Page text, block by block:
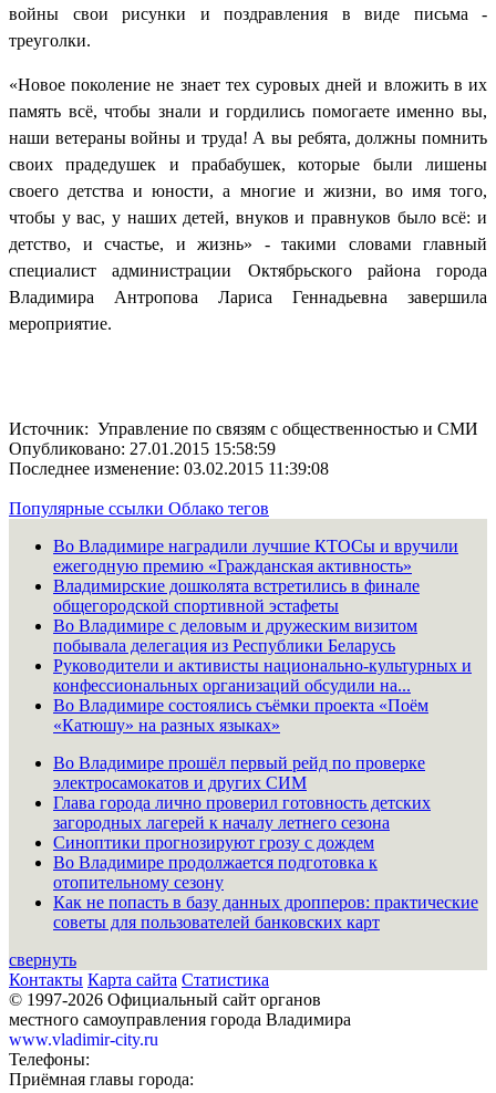
войны свои рисунки и поздравления в виде письма -
треуголки.
«Новое поколение не знает тех суровых дней и вложить в их
память всё, чтобы знали и гордились помогаете именно вы,
наши ветераны войны и труда! А вы ребята, должны помнить
своих прадедушек и прабабушек, которые были лишены
своего детства и юности, а многие и жизни, во имя того,
чтобы у вас, у наших детей, внуков и правнуков было всё: и
детство, и счастье, и жизнь» - такими словами главный
специалист администрации Октябрьского района города
Владимира Антропова Лариса Геннадьевна завершила
мероприятие.
Источник: Управление по связям с общественностью и СМИ
Опубликовано: 27.01.2015 15:58:59
Последнее изменение: 03.02.2015 11:39:08
Популярные ссылки Облако тегов
Во Владимире наградили лучшие КТОСы и вручили
ежегодную премию «Гражданская активность»
Владимирские дошколята встретились в финале
общегородской спортивной эстафеты
Во Владимире с деловым и дружеским визитом
побывала делегация из Республики Беларусь
Руководители и активисты национально-культурных и
конфессиональных организаций обсудили на...
Во Владимире состоялись съёмки проекта «Поём
«Катюшу» на разных языках»
Во Владимире прошёл первый рейд по проверке
электросамокатов и других СИМ
Глава города лично проверил готовность детских
загородных лагерей к началу летнего сезона
Синоптики прогнозируют грозу с дождем
Во Владимире продолжается подготовка к
отопительному сезону
Как не попасть в базу данных дропперов: практические
советы для пользователей банковских карт
свернуть
Контакты Карта сайта Статистика
© 1997-2026 Официальный сайт органов
местного самоуправления города Владимира
www.vladimir-city.ru
Телефоны:
Приёмная главы города: